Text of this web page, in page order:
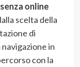
online
scelta della
di
in
con la